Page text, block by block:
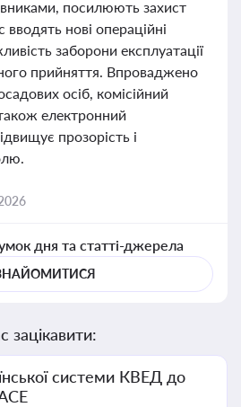
посилюють захист
вводять нові операційні
заборони експлуатації
прийняття. Впроваджено
осіб, комісійний
електронний
прозорість і
дня та статті-джерела
зацікавити:
системи КВЕД до